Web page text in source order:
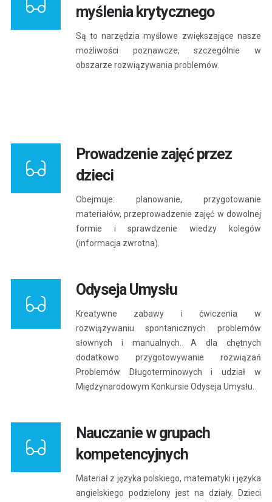
myślenia krytycznego
Są to narzędzia myślowe zwiększające nasze
możliwości poznawcze, szczególnie w
obszarze rozwiązywania problemów.
Prowadzenie zajęć przez
dzieci
Obejmuje: planowanie, przygotowanie
materiałów, przeprowadzenie zajęć w dowolnej
formie i sprawdzenie wiedzy kolegów
(informacja zwrotna).
Odyseja Umysłu
Kreatywne zabawy i ćwiczenia w
rozwiązywaniu spontanicznych problemów
słownych i manualnych. A dla chętnych
dodatkowo przygotowywanie rozwiązań
Problemów Długoterminowych i udział w
Międzynarodowym Konkursie Odyseja Umysłu.
Nauczanie w grupach
kompetencyjnych
Materiał z języka polskiego, matematyki i języka
angielskiego podzielony jest na działy. Dzieci